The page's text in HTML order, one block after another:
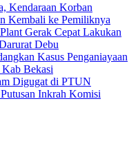
Kendaraan Korban
Kembali ke Pemiliknya
Gerak Cepat Lakukan
Debu
Kasus Penganiayaan
Bekasi
Digugat di PTUN
Inkrah Komisi